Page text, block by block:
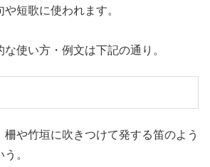
短歌に使われます。
使い方・例文は下記の通り。
柵や竹垣に吹きつけて発する笛のよう
う。